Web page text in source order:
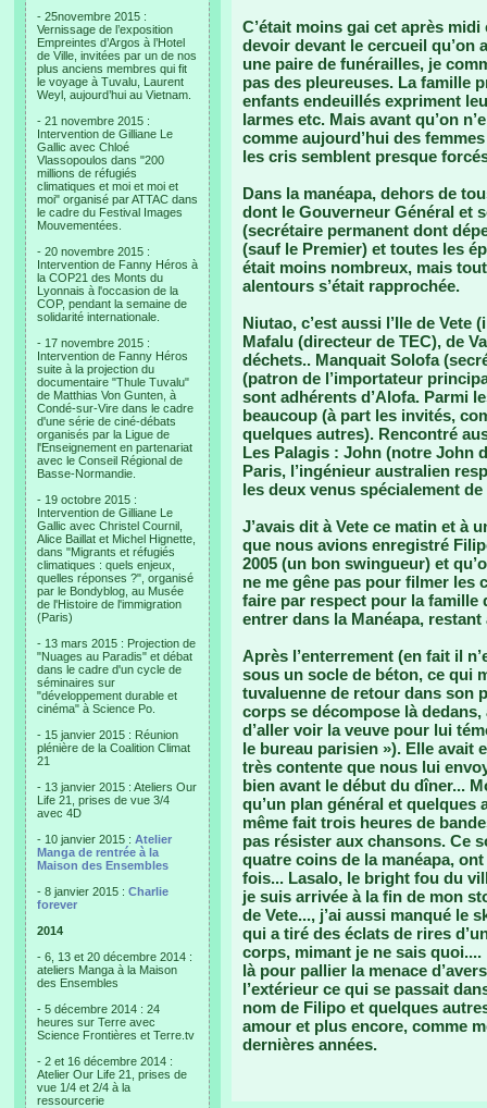
- 25novembre 2015 :
Vernissage de l’exposition
Empreintes d’Argos à l’Hotel
de Ville, invitées par un de nos
plus anciens membres qui fit
le voyage à Tuvalu, Laurent
Weyl, aujourd’hui au Vietnam.
- 21 novembre 2015 :
Intervention de Gilliane Le
Gallic avec Chloé
Vlassopoulos dans "200
millions de réfugiés
climatiques et moi et moi et
moi" organisé par ATTAC dans
le cadre du Festival Images
Mouvementées.
- 20 novembre 2015 :
Intervention de Fanny Héros à
la COP21 des Monts du
Lyonnais à l'occasion de la
COP, pendant la semaine de
solidarité internationale.
- 17 novembre 2015 :
Intervention de Fanny Héros
suite à la projection du
documentaire "Thule Tuvalu"
de Matthias Von Gunten, à
Condé-sur-Vire dans le cadre
d'une série de ciné-débats
organisés par la Ligue de
l'Enseignement en partenariat
avec le Conseil Régional de
Basse-Normandie.
- 19 octobre 2015 :
Intervention de Gilliane Le
Gallic avec Christel Cournil,
Alice Baillat et Michel Hignette,
dans "Migrants et réfugiés
climatiques : quels enjeux,
quelles réponses ?", organisé
par le Bondyblog, au Musée
de l'Histoire de l'immigration
(Paris)
- 13 mars 2015 : Projection de
"Nuages au Paradis" et débat
dans le cadre d'un cycle de
séminaires sur
"développement durable et
cinéma" à Science Po.
- 15 janvier 2015 : Réunion
plénière de la Coalition Climat
21
- 13 janvier 2015 : Ateliers Our
Life 21, prises de vue 3/4
avec 4D
- 10 janvier 2015 : Atelier
Manga de rentrée à la
Maison des Ensembles
- 8 janvier 2015 : Charlie
forever
2014
- 6, 13 et 20 décembre 2014 :
ateliers Manga à la Maison
des Ensembles
- 5 décembre 2014 : 24
heures sur Terre avec
Science Frontières et Terre.tv
- 2 et 16 décembre 2014 :
Atelier Our Life 21, prises de
vue 1/4 et 2/4 à la
ressourcerie
C’était moins gai cet après
devoir devant le cercueil qu’on
une paire de funérailles, je
pas des pleureuses. La famille
enfants endeuillés expriment
larmes etc. Mais avant qu’on
comme aujourd’hui des
les cris semblent presque
Dans la manéapa, dehors de
dont le Gouverneur Général et
(secrétaire permanent dont
(sauf le Premier) et toutes les
était moins nombreux, mais
alentours s’était rapprochée.
Niutao, c’est aussi l’Ile de
Mafalu (directeur de TEC), de
déchets.. Manquait Solofa
(patron de l’importateur
sont adhérents d’Alofa. Parmi
beaucoup (à part les invités,
quelques autres). Rencontré
Les Palagis : John (notre John
Paris, l’ingénieur australien
les deux venus spécialement
J’avais dit à Vete ce matin et à
que nous avions enregistré
2005 (un bon swingueur) et
ne me gêne pas pour filmer les
faire par respect pour la famille
entrer dans la Manéapa,
Après l’enterrement (en fait il
sous un socle de béton, ce qui
tuvaluenne de retour dans son
corps se décompose là dedans,
d’aller voir la veuve pour lui
le bureau parisien »). Elle avait
très contente que nous lui
bien avant le début du dîner...
qu’un plan général et quelques
même fait trois heures de
pas résister aux chansons. Ce
quatre coins de la manéapa,
fois... Lasalo, le bright fou du
je suis arrivée à la fin de mon
de Vete..., j’ai aussi manqué le
qui a tiré des éclats de rires
corps, mimant je ne sais
là pour pallier la menace
l’extérieur ce qui se passait
nom de Filipo et quelques
amour et plus encore, comme
dernières années.